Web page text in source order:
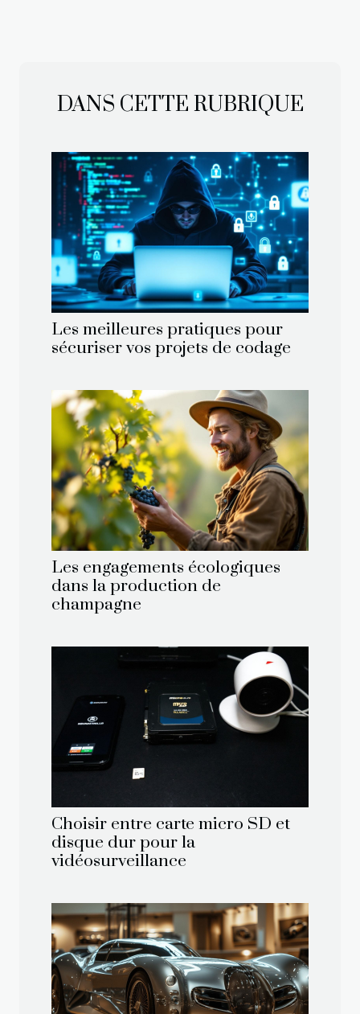
DANS CETTE RUBRIQUE
Les meilleures pratiques pour
sécuriser vos projets de codage
Les engagements écologiques
dans la production de
champagne
Choisir entre carte micro SD et
disque dur pour la
vidéosurveillance